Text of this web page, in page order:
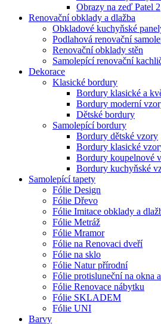
Obrazy na zeď Patel 2
Renovační obklady a dlažba
Obkladové kuchyňské
Podlahová renovační
Renovační obklady stěn
Samolepící renovační
Dekorace
Klasické bordury
Bordury klasické a
Bordury moderní
Dětské bordury
Samolepící bordury
Bordury dětské vzory
Bordury klasické
Bordury koupelnové
Bordury kuchyňské
Samolepící tapety
Fólie Design
Fólie Dřevo
Fólie Imitace obklady a
Fólie Metráž
Fólie Mramor
Fólie na Renovaci dveří
Fólie na sklo
Fólie Natur přírodní
Fólie protisluneční na okna
Fólie Renovace nábytku
Fólie SKLADEM
Fólie UNI
Barvy